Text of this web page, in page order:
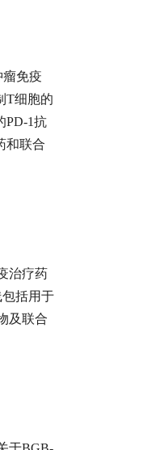
免疫
T细胞的
PD-1抗
和联合
治疗药
括用于
及联合